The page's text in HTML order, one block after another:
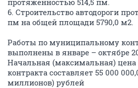
протяженностью 514,5 пм.
6. Строительство автодороги
пм на общей площади 5790,0 м2.
Работы по муниципальному
выполнены в январе – октябре
Начальная (максимальная)
контракта составляет 55 000
миллионов) рублей